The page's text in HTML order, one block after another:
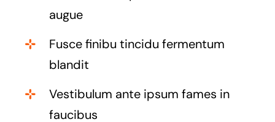
augue
Fusce finibu tincidu fermentum
blandit
Vestibulum ante ipsum fames in
faucibus